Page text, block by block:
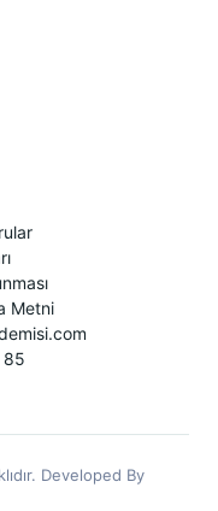
Metni
85
Developed By